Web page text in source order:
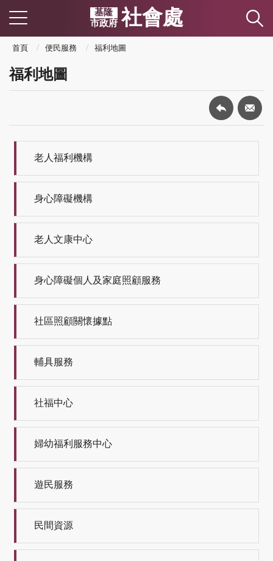
基隆
市政府 社會處
首頁 便民服務 福利地圖
福利地圖
老人福利機構
身心障礙機構
老人文康中心
身心障礙個人及家庭照顧服務
社區照顧關懷據點
輔具服務
社福中心
婦幼福利服務中心
遊民服務
民間資源